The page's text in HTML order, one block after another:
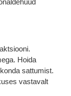
Hoida
sattumist.
vastavalt